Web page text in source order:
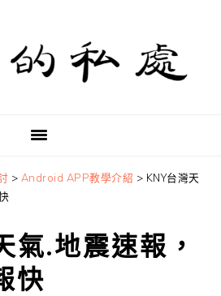
> Android APP教學介紹 > KNY台灣天
氣.地震速報，
快